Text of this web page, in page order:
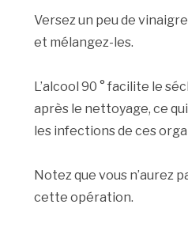
Versez un peu de
et mélangez-les.
L’alcool 90 ° facilite le
après le nettoyage, ce
les infections de ces
Notez que vous n’aurez
cette opération.